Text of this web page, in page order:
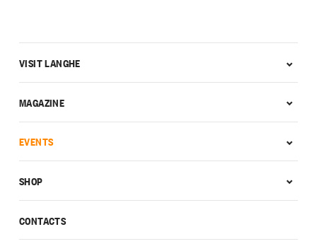
CONTACTS
VISIT LANGHE
MAGAZINE
EVENTS
SHOP